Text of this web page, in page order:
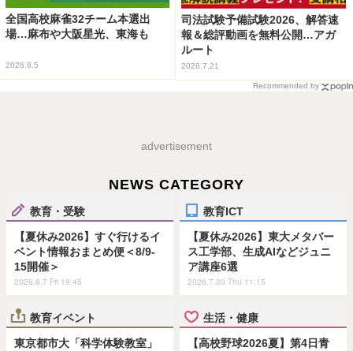
全国高校麻雀32チーム本選出
場…麻布や大阪星光、東海も
2026.8.5
司法試験予備試験2026、解答速
報＆総評動画を無料公開…アガ
ルート
2026.7.21
Recommended by
advertisement
NEWS CATEGORY
教育・受験
【夏休み2026】すぐ行けるイ
ベント情報おまとめ便＜8/9-
15開催＞
2026.8.7 Fri 19:45
教育ICT
【夏休み2026】東大メタバー
ス工学部、生成AIなどジュニ
ア講座6選
2026.7.30 Thu 11:15
教育イベント
東京都市大「科学体験教室」
生活・健康
【高校野球2026夏】第4日青